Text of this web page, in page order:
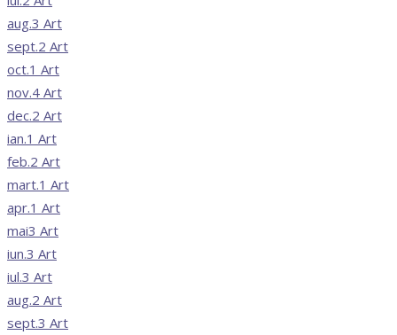
aug.3 Art
sept.2 Art
oct.1 Art
nov.4 Art
dec.2 Art
ian.1 Art
feb.2 Art
mart.1 Art
apr.1 Art
mai3 Art
iun.3 Art
iul.3 Art
aug.2 Art
sept.3 Art